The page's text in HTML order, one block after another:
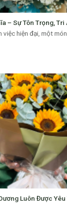
– Sự Tôn Trọng,
hiện đại, một
Luôn Được